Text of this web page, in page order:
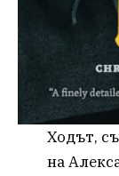
Ходът,
на